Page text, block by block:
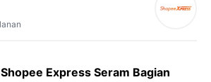
Express Seram Bagian